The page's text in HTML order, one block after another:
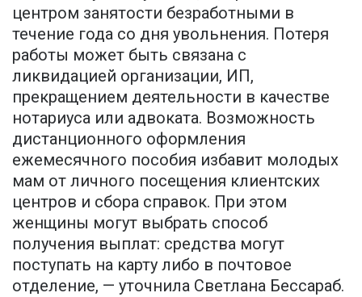
центром занятости безработными в
течение года со дня увольнения. Потеря
работы может быть связана с
ликвидацией организации, ИП,
прекращением деятельности в качестве
нотариуса или адвоката. Возможность
дистанционного оформления
ежемесячного пособия избавит молодых
мам от личного посещения клиентских
центров и сбора справок. При этом
женщины могут выбрать способ
получения выплат: средства могут
поступать на карту либо в почтовое
отделение, — уточнила Светлана Бессараб.